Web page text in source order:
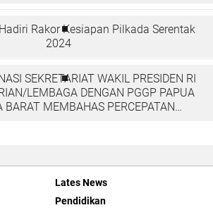
Rakor Kesiapan Pilkada Serentak
2024
SEKRETARIAT WAKIL PRESIDEN RI
LEMBAGA DENGAN PGGP PAPUA
BARAT MEMBAHAS PERCEPATAN
Lates News
Pendidikan